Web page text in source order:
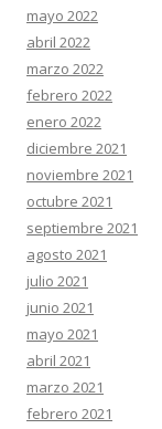
mayo 2022
abril 2022
marzo 2022
febrero 2022
enero 2022
diciembre 2021
noviembre 2021
octubre 2021
septiembre 2021
agosto 2021
julio 2021
junio 2021
mayo 2021
abril 2021
marzo 2021
febrero 2021